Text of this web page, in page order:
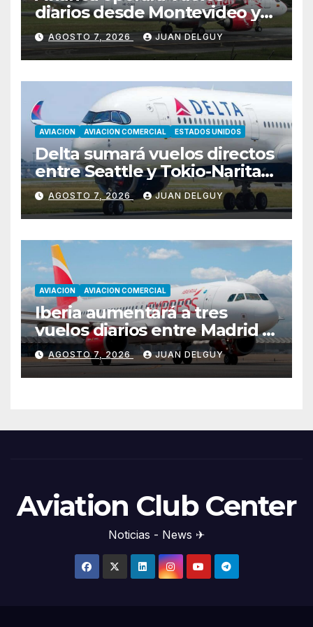
diarios desde Montevideo y
Asunción hacia Bogotá
AGOSTO 7, 2026 JUAN DELGUY
AVIACION AVIACION COMERCIAL ESTADOS UNIDOS
Delta sumará vuelos directos
entre Seattle y Tokio-Narita
desde marzo de 2027
AGOSTO 7, 2026 JUAN DELGUY
AVIACION AVIACION COMERCIAL
Iberia aumentará a tres
vuelos diarios entre Madrid y
Menorca durante el invierno
AGOSTO 7, 2026 JUAN DELGUY
Aviation Club Center
Noticias - News ✈